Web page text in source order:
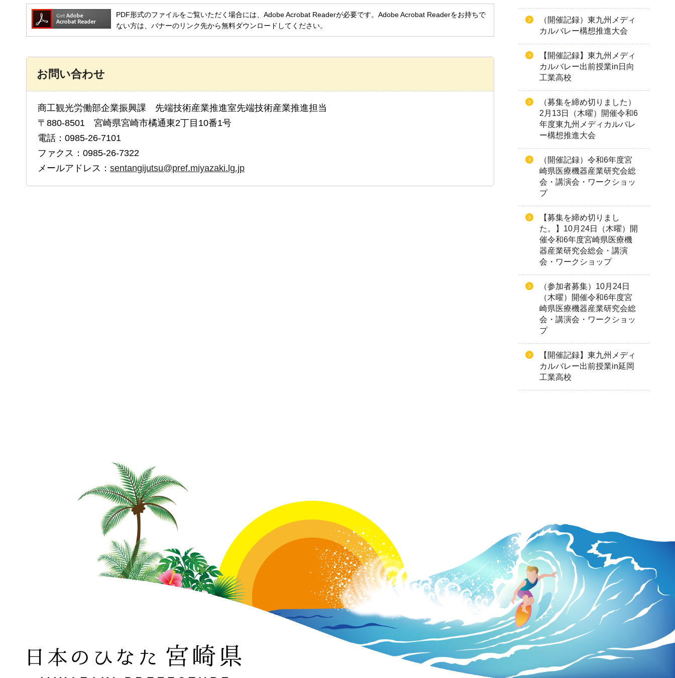
PDF形式のファイルをご覧いただく場合には、Adobe Acrobat Readerが必要です。Adobe Acrobat Readerをお持ちで
ない方は、バナーのリンク先から無料ダウンロードしてください。
お問い合わせ
商工観光労働部企業振興課 先端技術産業推進室先端技術産業推進担当
〒880-8501 宮崎県宮崎市橘通東2丁目10番1号
電話：0985-26-7101
ファクス：0985-26-7322
メールアドレス： sentangijutsu@pref.miyazaki.lg.jp
（開催記録）東九州メディ
カルバレー構想推進大会
【開催記録】東九州メディ
カルバレー出前授業in日向
工業高校
（募集を締め切りました）
2月13日（木曜）開催令和6
年度東九州メディカルバレ
ー構想推進大会
（開催記録）令和6年度宮
崎県医療機器産業研究会総
会・講演会・ワークショッ
プ
【募集を締め切りまし
た。】10月24日（木曜）開
催令和6年度宮崎県医療機
器産業研究会総会・講演
会・ワークショップ
（参加者募集）10月24日
（木曜）開催令和6年度宮
崎県医療機器産業研究会総
会・講演会・ワークショッ
プ
【開催記録】東九州メディ
カルバレー出前授業in延岡
工業高校
日本のひなた 宮崎県 MIYAZAKI PREFECTURE